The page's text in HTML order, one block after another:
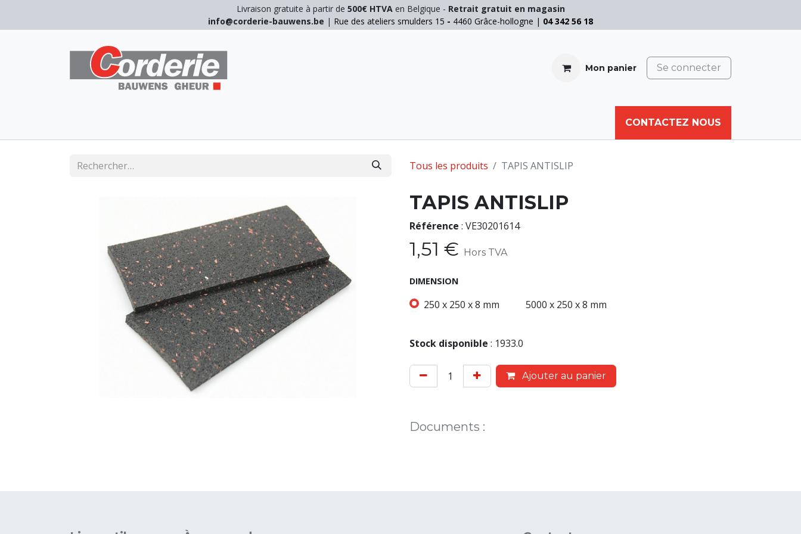
Livraison gratuite à partir de 500€ HTVAen Belgique - Retrait gratuit en magasin
info@corderie-bauwens.be | Rue des ateliers smulders 15 - 4460 Grâce-hollogne | 04 342 56 18
Mon panier Se connecter
CORDE AUTRES
CONTACTEZ NOUS
Tous les produits TAPIS ANTISLIP
TAPIS ANTISLIP
Référence : VE30201614
1,51 € Hors TVA
DIMENSION
250 x 250 x 8 mm 5000 x 250 x 8 mm
Stock disponible : 1933.0
Ajouter au panier
Documents :